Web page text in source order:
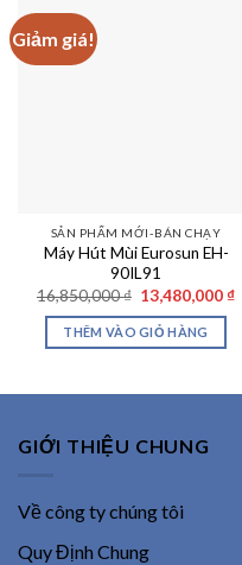
Giảm giá!
SẢN PHẨM MỚI-BÁN CHẠY
Máy Hút Mùi Eurosun EH-
90IL91
16,850,000₫ Giá
gốc
là:
16,850,000 ₫.
13,480,000 ₫
THÊM VÀO GIỎ HÀNG
GIỚI THIỆU CHUNG
Về công ty chúng tôi
Quy Định Chung